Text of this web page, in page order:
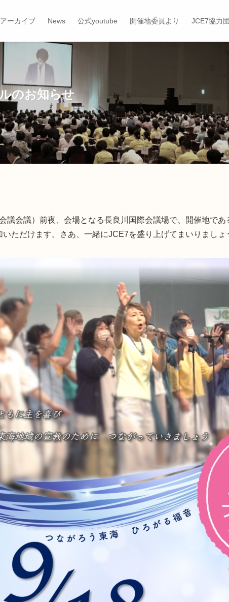
ーカイブ News 公式youtube 開催地委員より JCE7協力
のお知らせ
議会議）前夜、会場となる長良川国際会議場で、開催地で
いただけます。さあ、一緒にJCE7を盛り上げてまいりましょ